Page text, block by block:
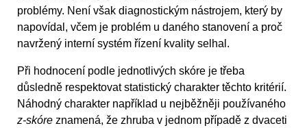
problémy. Není však diagnostickým nástrojem, který by
napovídal, včem je problém u daného stanovení a proč
navržený interní systém řízení kvality selhal.
Při hodnocení podle jednotlivých skóre je třeba
důsledně respektovat statistický charakter těchto kritérií.
Náhodný charakter například u nejběžněji používaného
z-skóre znamená, že zhruba v jednom případě z dvaceti